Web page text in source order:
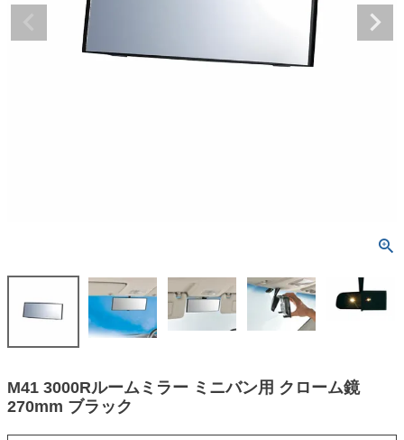
M41 3000Rルームミラー ミニバン用 クローム鏡
270mm ブラック